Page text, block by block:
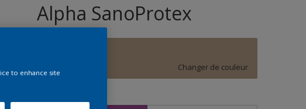
Alpha SanoProtex
Changer de couleur
to enhance site